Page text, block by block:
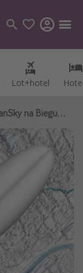
Lot+hotel
Lot+hotel
OceanSky na Biegun Północny